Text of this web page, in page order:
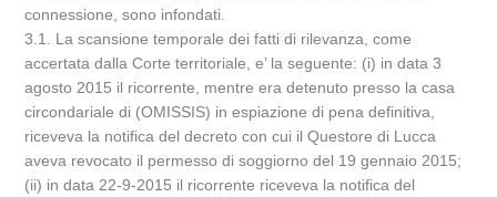
connessione, sono infondati.
3.1. La scansione temporale dei fatti di rilevanza, come
accertata dalla Corte territoriale, e’ la seguente: (i) in data 3
agosto 2015 il ricorrente, mentre era detenuto presso la casa
circondariale di (OMISSIS) in espiazione di pena definitiva,
riceveva la notifica del decreto con cui il Questore di Lucca
aveva revocato il permesso di soggiorno del 19 gennaio 2015;
(ii) in data 22-9-2015 il ricorrente riceveva la notifica del